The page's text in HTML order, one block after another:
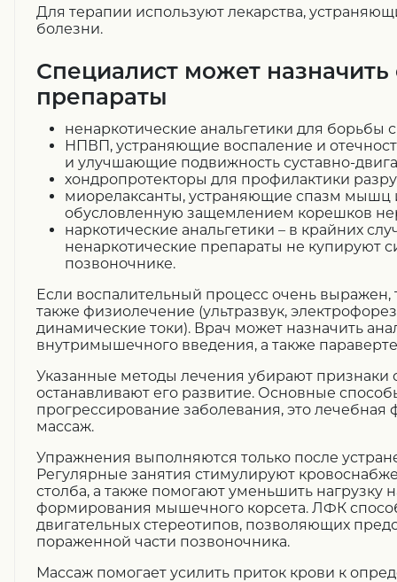
Для терапии используют лекарства,
болезни.
Специалист может
препараты
ненаркотические анальгетики для борьбы
НПВП, устраняющие воспаление и
и улучшающие подвижность суставно-
хондропротекторы для профилактики
миорелаксанты, устраняющие спазм
обусловленную защемлением корешков
наркотические анальгетики – в крайних
ненаркотические препараты не купируют
позвоночнике.
Если воспалительный процесс очень
также физиолечение (ультразвук,
динамические токи). Врач может назначить
внутримышечного введения, а также
Указанные методы лечения убирают признаки
останавливают его развитие. Основные
прогрессирование заболевания, это лечебная
массаж.
Упражнения выполняются только после
Регулярные занятия стимулируют
столба, а также помогают уменьшить нагрузку
формирования мышечного корсета. ЛФК
двигательных стереотипов, позволяющих
пораженной части позвоночника.
Массаж помогает усилить приток крови к